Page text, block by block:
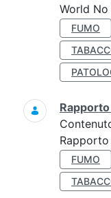
World
FUMO
FUMO